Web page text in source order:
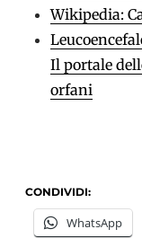
Wikipedia:
Il portale
orfani
CONDIVIDI:
WhatsApp